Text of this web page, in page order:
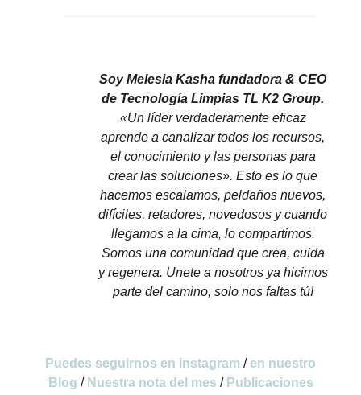
Soy Melesia Kasha fundadora & CEO
de Tecnología Limpias TL K2 Group.
«Un líder verdaderamente eficaz
aprende a canalizar todos los recursos,
el conocimiento y las personas para
crear las soluciones». Esto es lo que
hacemos escalamos, peldaños nuevos,
difíciles, retadores, novedosos y cuando
llegamos a la cima, lo compartimos.
Somos una comunidad que crea, cuida
y regenera. Unete a nosotros ya hicimos
parte del camino, solo nos faltas tú!
Puedes seguirnos en instagram /en nuestro
Blog / Nuestra nota del mes / Publicaciones